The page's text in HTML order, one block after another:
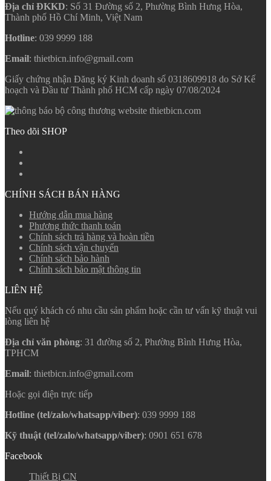
Địa chỉ ĐKKD: Số 31 Đường số 2, Phường Bình Hưng Hòa,
Thành phố Hồ Chí Minh, Việt Nam
Hotline: 039 9999 188
Email: thietbicn.info@gmail.com
Giấy chứng nhận Đăng ký Kinh doanh số 0318609918 do Sở Kế
hoạch và Đầu tư Thành phố HCM cấp ngày 07/08/2024
Theo dõi SHOP
CHÍNH SÁCH BÁN HÀNG
Hướng dẫn mua hàng
Phương thức thanh toán
Chính sách trả hàng và hoàn tiền
Chính sách vận chuyển
Chính sách bảo hành
Chính sách bảo mật thông tin
LIÊN HỆ
Nếu quý khách có nhu cầu sản phẩm hoặc cần tư vấn kỹ thuật vui
lòng liên hệ
Địa chỉ văn phòng: 31 đường số 2, Phường Bình Hưng Hòa,
TPHCM
Email: thietbicn.info@gmail.com
Hoặc gọi điện trực tiếp
Hotline (tel/zalo/whatsapp/viber): 039 9999 188
Kỹ thuật (tel/zalo/whatsapp/viber): 0901 651 678
Facebook
Thiết Bị CN